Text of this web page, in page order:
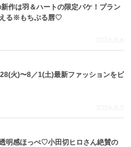
作は羽＆ハートの限定パケ！プラン
る※もちぷる唇♡
2026.8.6
28(火)〜8／1(土)最新ファッションをピ
2026.8.5
明感ほっぺ♡小田切ヒロさん絶賛の